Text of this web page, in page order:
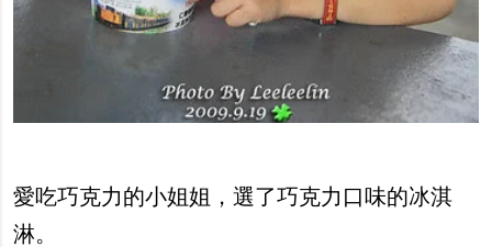
愛吃巧克力的小姐姐，選了巧克力口味的冰淇
淋。